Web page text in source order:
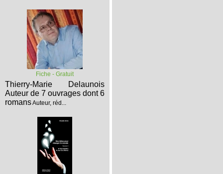
Fiche - Gratuit
Thierry-Marie Delaunois
Auteur de 7 ouvrages dont 6
romansAuteur, réd...